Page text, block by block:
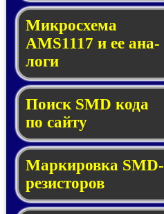
Микросхема
AMS1117 и ее ана­
ло­ги
Поиск SMD ко­да
по сай­ту
Маркировка SMD-
ре­зис­то­ров